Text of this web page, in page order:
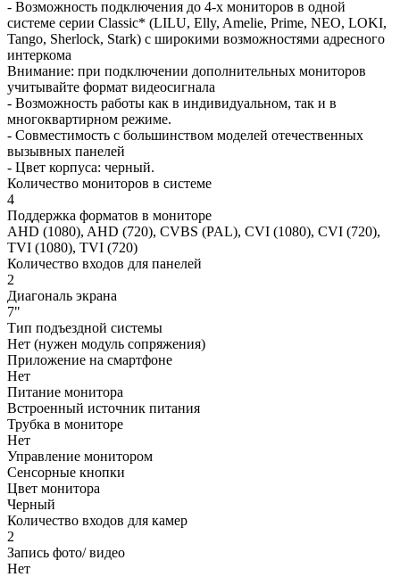
- Возможность подключения до 4-х мониторов в одной
системе серии Classic* (LILU, Elly, Amelie, Prime, NEO, LOKI,
Tango, Sherlock, Stark) с широкими возможностями адресного
интеркома
Внимание: при подключении дополнительных мониторов
учитывайте формат видеосигнала
- Возможность работы как в индивидуальном, так и в
многоквартирном режиме.
- Совместимость с большинством моделей отечественных
вызывных панелей
- Цвет корпуса: черный.
Количество мониторов в системе
4
Поддержка форматов в мониторе
AHD (1080), AHD (720), CVBS (PAL), CVI (1080), CVI (720),
TVI (1080), TVI (720)
Количество входов для панелей
2
Диагональ экрана
7"
Тип подъездной системы
Нет (нужен модуль сопряжения)
Приложение на смартфоне
Нет
Питание монитора
Встроенный источник питания
Трубка в мониторе
Нет
Управление монитором
Сенсорные кнопки
Цвет монитора
Черный
Количество входов для камер
2
Запись фото/ видео
Нет